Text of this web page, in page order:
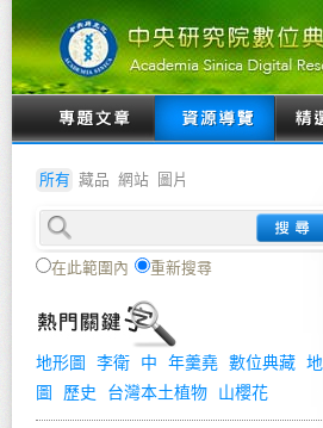
所有 藏品 網站 圖片
在此範圍內 重新搜尋
地形圖 李衛 中 年羹堯 數位典藏 地
圖
歷史 台灣本土植物 山櫻花